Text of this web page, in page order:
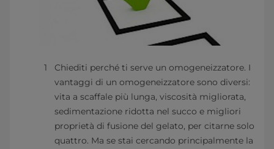
Chiediti perché ti serve un omogeneizzatore. I
vantaggi di un omogeneizzatore sono diversi:
vita a scaffale più lunga, viscosità migliorata,
sedimentazione ridotta nel succo e migliori
proprietà di fusione del gelato, per citarne solo
quattro. Ma se stai cercando principalmente la